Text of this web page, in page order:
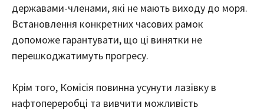
державами-членами, які не мають виходу до моря.
Встановлення конкретних часових рамок
допоможе гарантувати, що ці винятки не
перешкоджатимуть прогресу.
Крім того, Комісія повинна усунути лазівку в
нафтопереробці та вивчити можливість